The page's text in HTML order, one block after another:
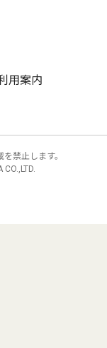
用案内
禁止します。